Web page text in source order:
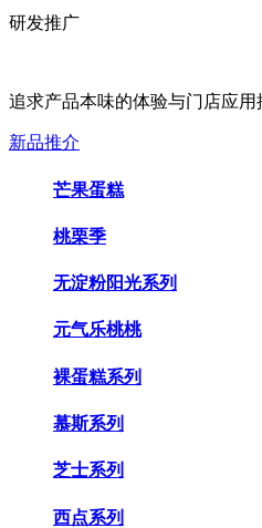
研发推广
追求产品本味的体验与门店应用
新品推介
芒果蛋糕
桃栗季
无淀粉阳光系列
元气乐桃桃
裸蛋糕系列
慕斯系列
芝士系列
西点系列